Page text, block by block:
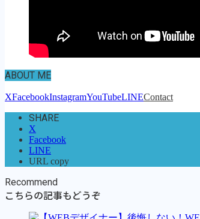
ABOUT ME
XFacebookInstagramYouTubeLINEContact
SHARE
X
Facebook
LINE
URL copy
Recommend
こちらの記事もどうぞ